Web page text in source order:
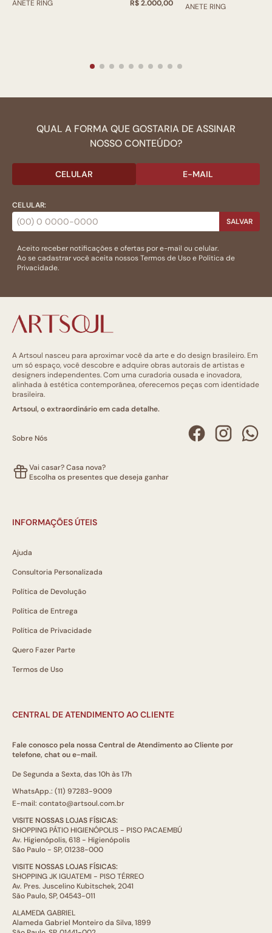
ANETE RING
R$ 2.000,00
ANETE RING
QUAL A FORMA QUE GOSTARIA DE ASSINAR
NOSSO CONTEÚDO?
CELULAR E-MAIL
CELULAR:
SALVAR
Aceito receber notificações e ofertas por e-mail ou celular.
Ao se cadastrar você aceita nossosTermos de Usoe Politica de
Privacidade.
A Artsoul nasceu para aproximar você da arte e do design brasileiro. Em
um só espaço, você descobre e adquire obras autorais de artistas e
designers independentes. Com uma curadoria ousada e inovadora,
alinhada à estética contemporânea, oferecemos peças com identidade
brasileira.
Artsoul, o extraordinário em cada detalhe.
Sobre Nós
Vai casar? Casa nova?
Escolha os presentes que deseja ganhar
INFORMAÇÕES ÚTEIS
Ajuda
Consultoria Personalizada
Política de Devolução
Política de Entrega
Política de Privacidade
Quero Fazer Parte
Termos de Uso
CENTRAL DE ATENDIMENTO AO CLIENTE
Fale conosco pela nossa Central de Atendimento ao Cliente por
telefone, chat ou e-mail.
De Segunda a Sexta, das 10h às 17h
WhatsApp.: (11) 97283-9009
E-mail: contato@artsoul.com.br
VISITE NOSSAS LOJAS FÍSICAS:
SHOPPING PÁTIO HIGIENÓPOLIS - PISO PACAEMBÚ
Av. Higienópolis, 618 - Higienópolis
São Paulo - SP, 01238-000
VISITE NOSSAS LOJAS FÍSICAS:
SHOPPING JK IGUATEMI - PISO TÉRREO
Av. Pres. Juscelino Kubitschek, 2041
São Paulo, SP, 04543-011
ALAMEDA GABRIEL
Alameda Gabriel Monteiro da Silva, 1899